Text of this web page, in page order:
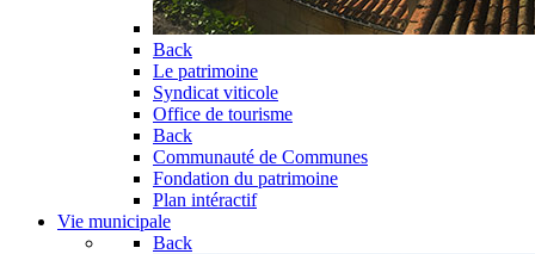
Back
Le patrimoine
Syndicat viticole
Office de tourisme
Back
Communauté de Communes
Fondation du patrimoine
Plan intéractif
Vie municipale
Back